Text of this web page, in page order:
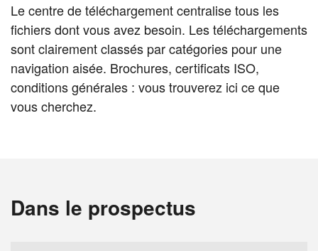
Le centre de téléchargement centralise tous les
fichiers dont vous avez besoin. Les téléchargements
sont clairement classés par catégories pour une
navigation aisée. Brochures, certificats ISO,
conditions générales : vous trouverez ici ce que
vous cherchez.
Dans le prospectus